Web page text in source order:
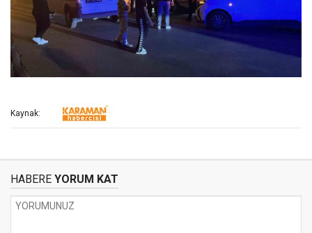
Kaynak:
HABERE YORUM KAT